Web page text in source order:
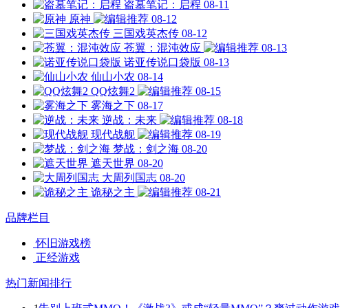
盗墓笔记：启程 08-11
原神
08-12
三国戏英杰传 08-12
苍翼：混沌效应
08-13
诺亚传说口袋版 08-13
仙山小农 08-14
QQ炫舞2
08-15
雾海之下 08-17
逆战：未来
08-18
现代战舰
08-19
梦战：剑之海 08-20
遮天世界 08-20
大周列国志 08-20
诡秘之主
08-21
品牌栏目
怀旧游戏榜
正经游戏
热门新闻排行